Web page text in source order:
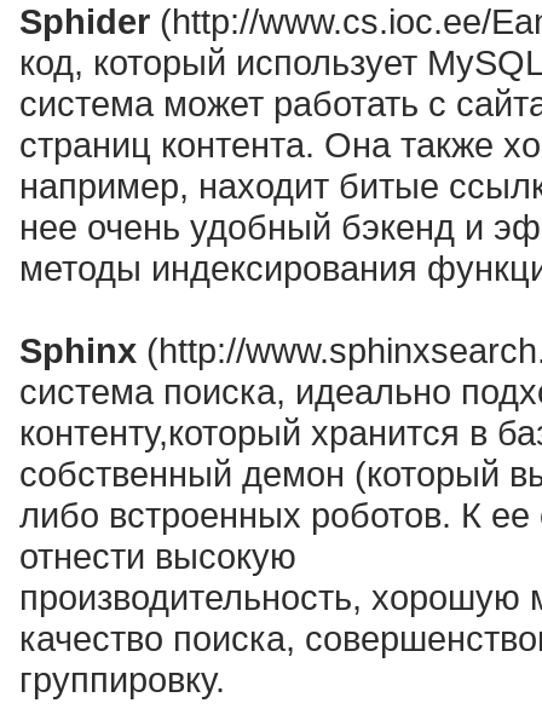
Sphider (http://www.cs.ioc.ee/
код, который использует
система может работать с
страниц контента. Она также
например, находит битые
нее очень удобный бэкенд и
методы индексирования
Sphinx (http://
система поиска, идеально
контенту,который хранится в
собственный демон (который
либо встроенных роботов. К
отнести высокую
производительность,
качество поиска,
группировку.